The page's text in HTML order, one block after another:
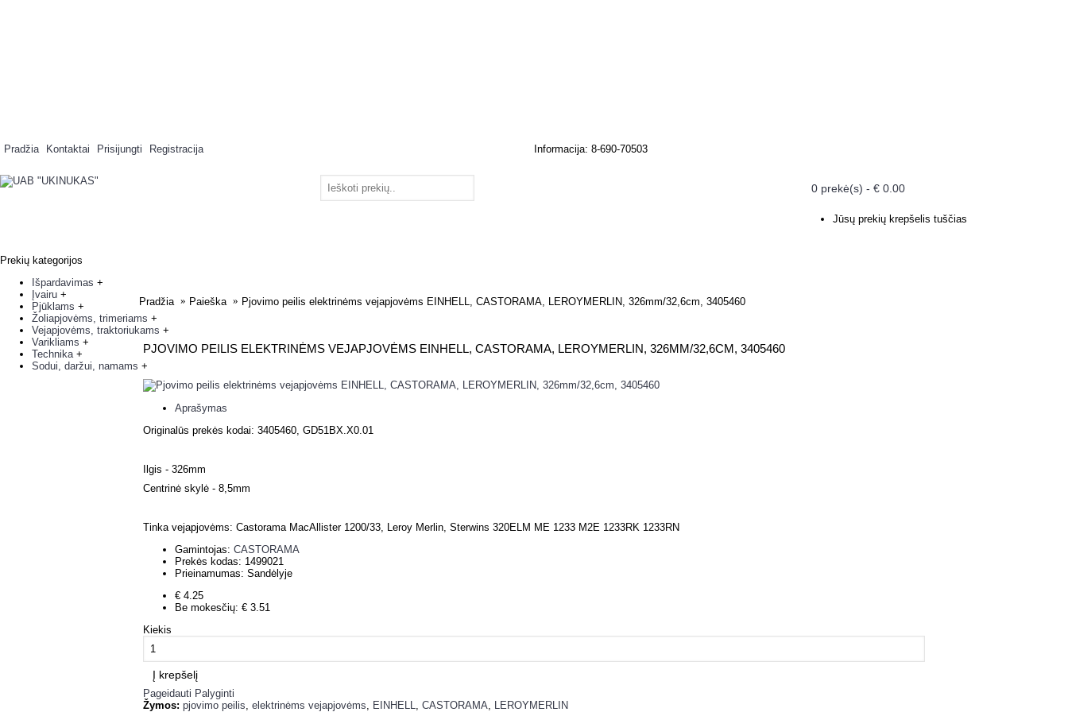
Pradžia Kontaktai Prisijungti Registracija Informacija: 8-690-70503
0 prekė(s) - € 0.00
Jūsų prekių krepšelis tuščias
Prekių kategorijos
Išpardavimas +
Įvairu +
Pjūklams +
Žoliapjovėms, trimeriams +
Vejapjovėms, traktoriukams +
Varikliams +
Technika +
Sodui, daržui, namams +
Pradžia Paieška Pjovimo peilis elektrinėms vejapjovėms EINHELL, CASTORAMA, LEROYMERLIN, 326mm/32,6cm, 3405460
PJOVIMO PEILIS ELEKTRINĖMS VEJAPJOVĖMS EINHELL, CASTORAMA, LEROYMERLIN, 326MM/32,6CM, 3405460
Aprašymas
Originalūs prekės kodai: 3405460, GD51BX.X0.01
Ilgis - 326mm
Centrinė skylė - 8,5mm
Tinka vejapjovėms: Castorama MacAllister 1200/33, Leroy Merlin, Sterwins 320ELM ME 1233 M2E 1233RK 1233RN
Gamintojas: CASTORAMA
Prekės kodas: 1499021
Prieinamumas: Sandėlyje
€ 4.25
Be mokesčių: € 3.51
Kiekis
Į krepšelį
Pageidauti Palyginti
Žymos: pjovimo peilis, elektrinėms vejapjovėms, EINHELL, CASTORAMA, LEROYMERLIN